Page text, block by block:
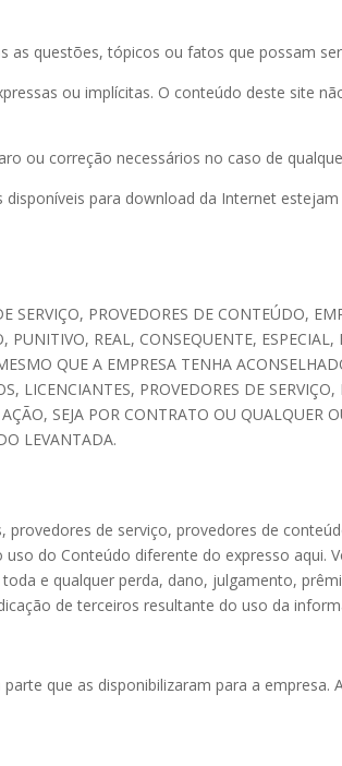
questões, tópicos ou fatos que possam
ou implícitas. O conteúdo deste site
ou correção necessários no caso de
para download da Internet
SERVIÇO, PROVEDORES DE CONTEÚDO,
REAL, CONSEQUENTE,
QUE A EMPRESA TENHA
LICENCIANTES, PROVEDORES DE
SEJA POR CONTRATO OU
LEVANTADA.
provedores de serviço, provedores de
do Conteúdo diferente do expresso
e qualquer perda, dano, julgamento,
de terceiros resultante do uso da
que as disponibilizaram para a